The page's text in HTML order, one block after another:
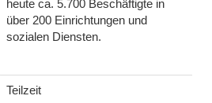
heute ca. 5.700 Beschäftigte in
über 200 Einrichtungen und
sozialen Diensten.
Teilzeit